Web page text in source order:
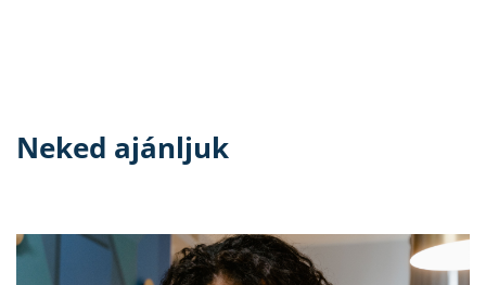
Neked ajánljuk